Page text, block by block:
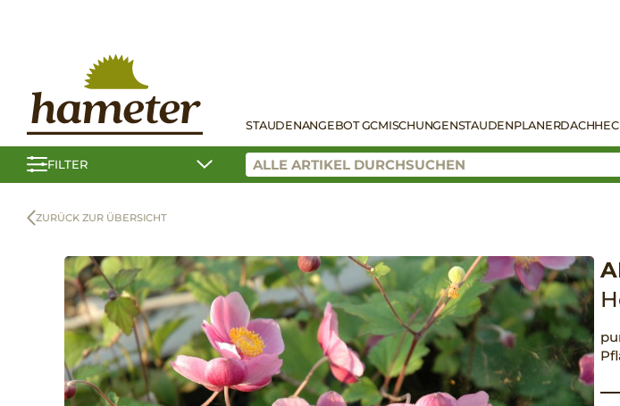
STAUDENANGEBOT GCMISCHUNGENSTAUDENPLANERDACH
FILTER
ZURÜCK ZUR ÜBERSICHT